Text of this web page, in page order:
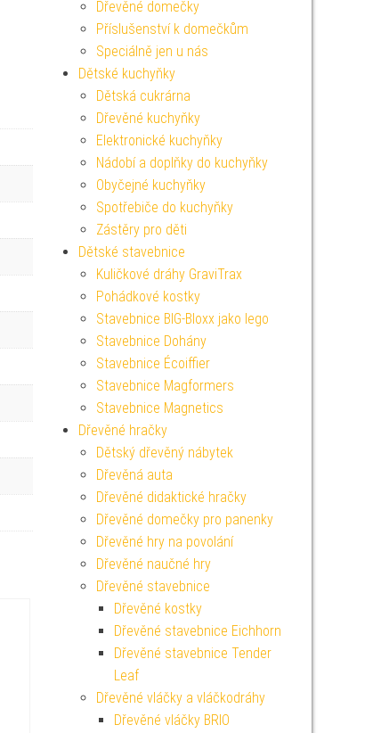
Dřevěné domečky
Příslušenství k domečkům
Speciálně jen u nás
Dětské kuchyňky
Dětská cukrárna
Dřevěné kuchyňky
Elektronické kuchyňky
Nádobí a doplňky do kuchyňky
Obyčejné kuchyňky
Spotřebiče do kuchyňky
Zástěry pro děti
Dětské stavebnice
Kuličkové dráhy GraviTrax
Pohádkové kostky
Stavebnice BIG-Bloxx jako lego
Stavebnice Dohány
Stavebnice Écoiffier
Stavebnice Magformers
Stavebnice Magnetics
Dřevěné hračky
Dětský dřevěný nábytek
Dřevěná auta
Dřevěné didaktické hračky
Dřevěné domečky pro panenky
Dřevěné hry na povolání
Dřevěné naučné hry
Dřevěné stavebnice
Dřevěné kostky
Dřevěné stavebnice Eichhorn
Dřevěné stavebnice Tender
Leaf
Dřevěné vláčky a vláčkodráhy
Dřevěné vláčky BRIO